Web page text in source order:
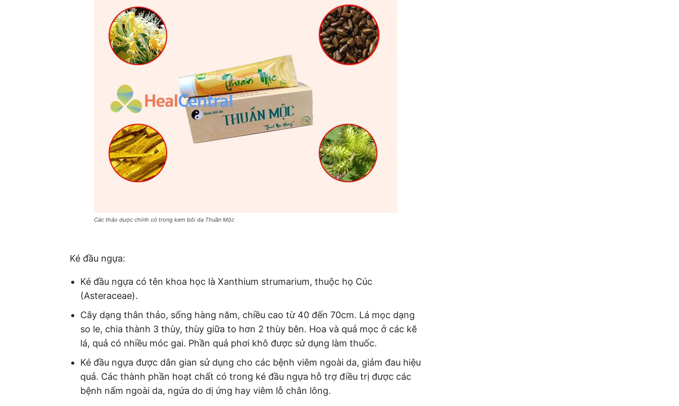
Các thảo dược chính có trong kem bôi da Thuần Mộc
Ké đầu ngựa:
Ké đầu ngựa có tên khoa học là Xanthium strumarium, thuộc họ Cúc
(Asteraceae).
Cây dạng thân thảo, sống hàng năm, chiều cao từ 40 đến 70cm. Lá mọc dạng
so le, chia thành 3 thùy, thùy giữa to hơn 2 thùy bên. Hoa và quả mọc ở các kẽ
lá, quả có nhiều móc gai. Phần quả phơi khô được sử dụng làm thuốc.
Ké đầu ngựa được dân gian sử dụng cho các bệnh viêm ngoài da, giảm đau hiệu
quả. Các thành phần hoạt chất có trong ké đầu ngựa hỗ trợ điều trị được các
bệnh nấm ngoài da, ngứa do dị ứng hay viêm lỗ chân lông.